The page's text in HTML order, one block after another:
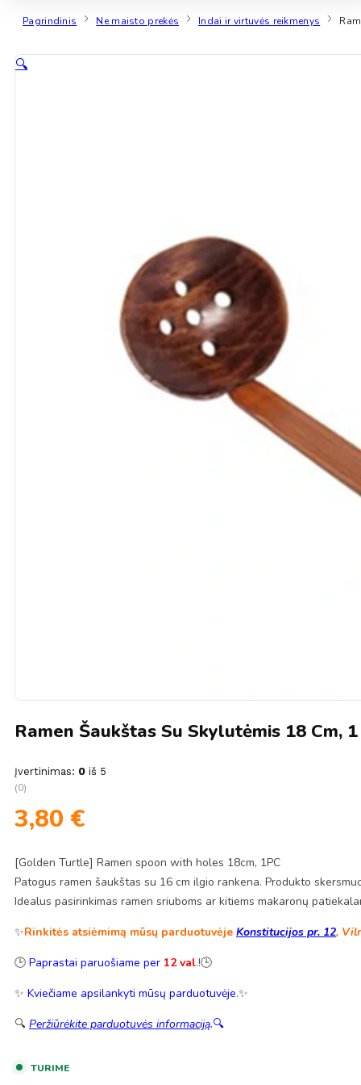
Pagrindinis Ne maisto prekės Indai ir virtuvės reikmenys
🔍
Ramen Šaukštas Su Skylutėmis 18 Cm,
Įvertinimas: 0 iš 5
(0)
3,80 €
[Golden Turtle] Ramen spoon with holes 18cm, 1PC
Patogus ramen šaukštas su 16 cm ilgio rankena. Produkto
Idealus pasirinkimas ramen sriuboms ar kitiems makaronų
✨Rinkitės atsiėmimą mūsų parduotuvėje Konstitucijos pr. 12,
🕒 Paprastai paruošiame per 12 val.!🕒
✨ Kviečiame apsilankyti mūsų parduotuvėje.✨
🔍 Peržiūrėkite parduotuvės informaciją.🔍
TURIME